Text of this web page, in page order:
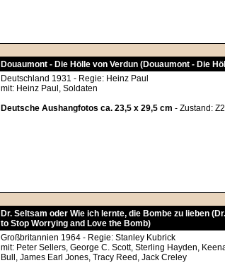
Douaumont - Die Hölle von Verdun (Douaumont - Die
Deutschland 1931 - Regie: Heinz Paul
mit: Heinz Paul, Soldaten
Deutsche Aushangfotos ca. 23,5 x 29,5 cm - Zustand: Z2
Dr. Seltsam oder Wie ich lernte, die Bombe zu lieben
to Stop Worrying and Love the Bomb)
Großbritannien 1964 - Regie: Stanley Kubrick
mit: Peter Sellers, George C. Scott, Sterling Hayden,
Bull, James Earl Jones, Tracy Reed, Jack Creley